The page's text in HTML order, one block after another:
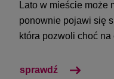
Lato w mieście może
ponownie pojawi się
która pozwoli choć
sprawdź